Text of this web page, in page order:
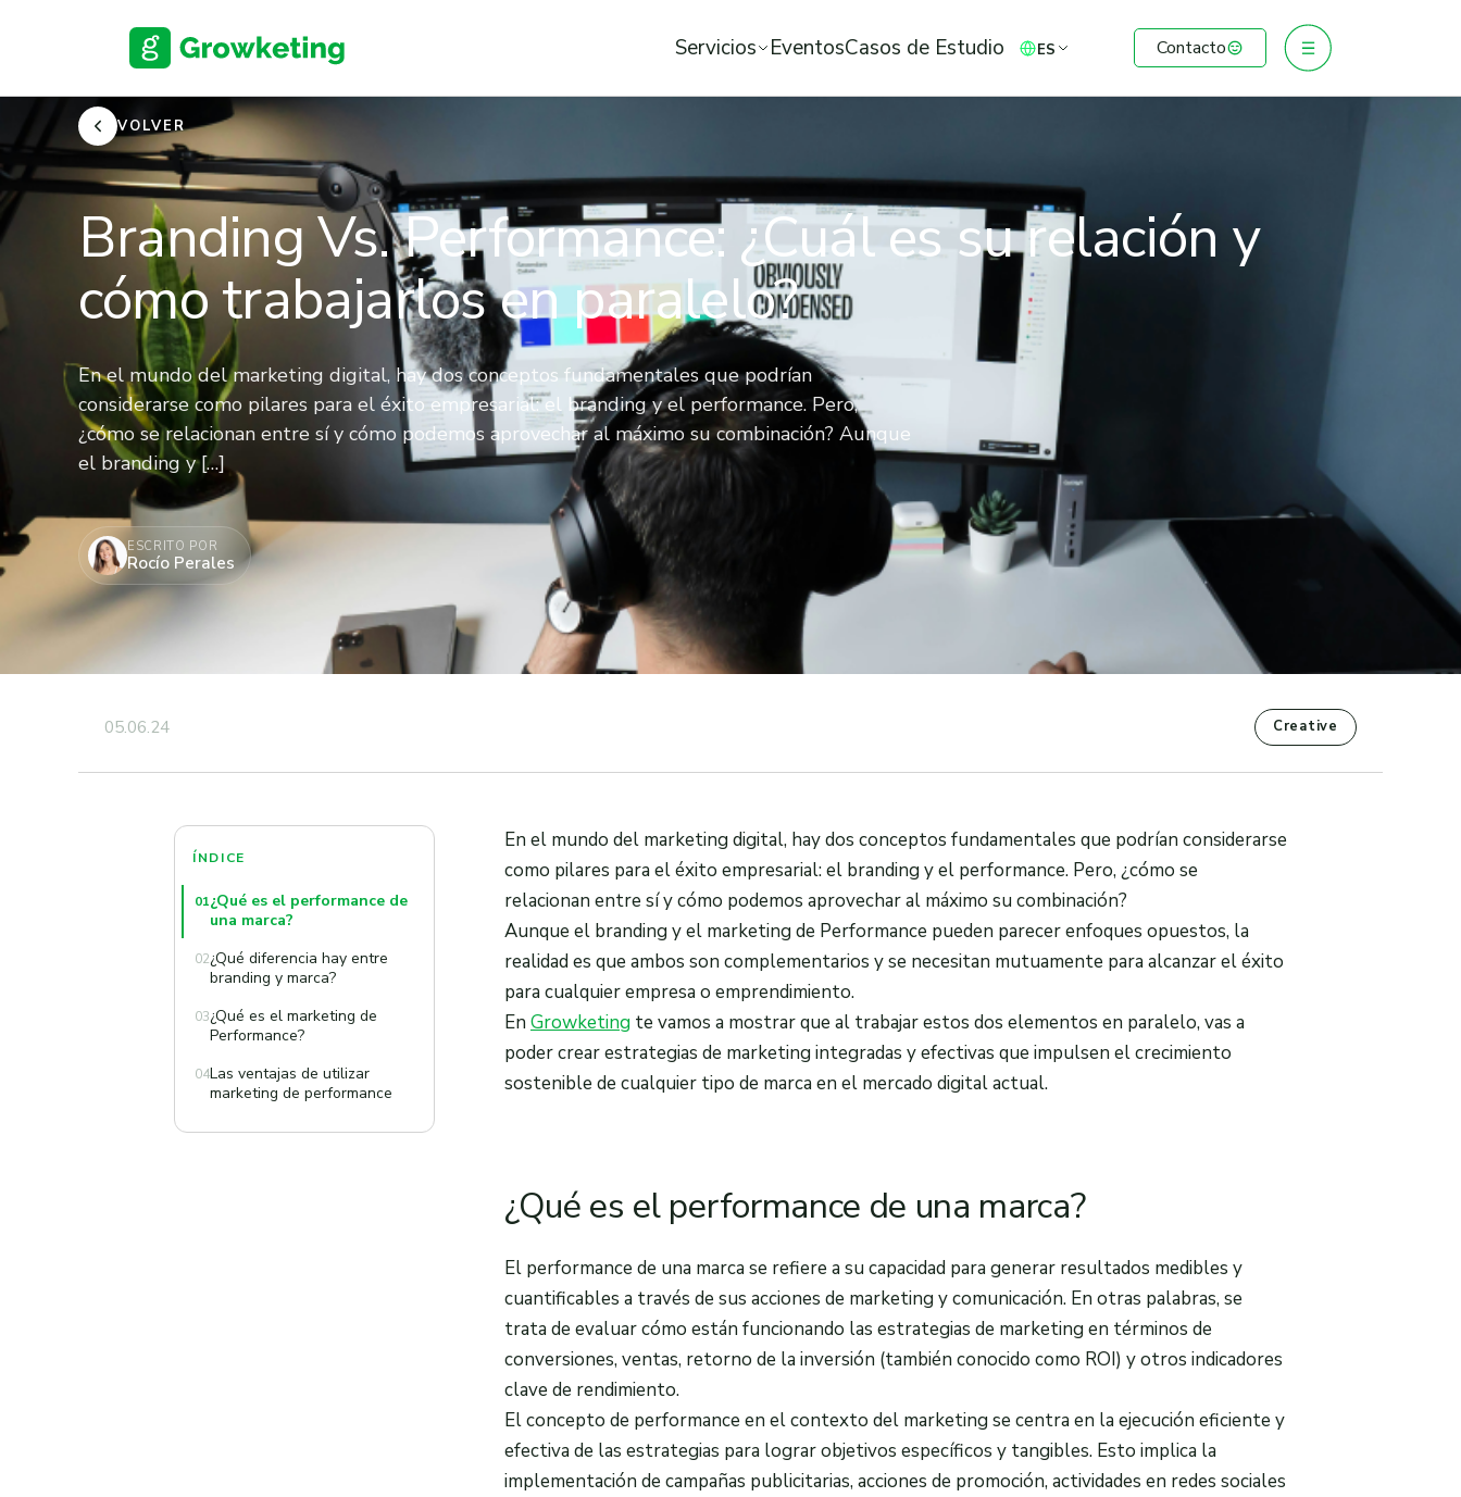
Servicios EventosCasos de Estudio ES Contacto
VOLVER
Branding Vs. Performance: ¿Cuál es su relación y
cómo trabajarlos en paralelo?
En el mundo del marketing digital, hay dos conceptos fundamentales que podrían
considerarse como pilares para el éxito empresarial: el branding y el performance. Pero,
¿cómo se relacionan entre sí y cómo podemos aprovechar al máximo su combinación? Aunque
el branding y […]
ESCRITO POR
Rocío Perales
05.06.24 Creative
ÍNDICE
01¿Qué es el performance de
una marca?
02¿Qué diferencia hay entre
branding y marca?
03¿Qué es el marketing de
Performance?
04Las ventajas de utilizar
marketing de performance
En el mundo del marketing digital, hay dos conceptos fundamentales que podrían considerarse
como pilares para el éxito empresarial: el branding y el performance. Pero, ¿cómo se
relacionan entre sí y cómo podemos aprovechar al máximo su combinación?
Aunque el branding y el marketing de Performance pueden parecer enfoques opuestos, la
realidad es que ambos son complementarios y se necesitan mutuamente para alcanzar el éxito
para cualquier empresa o emprendimiento.
En Growketing te vamos a mostrar que al trabajar estos dos elementos en paralelo, vas a
poder crear estrategias de marketing integradas y efectivas que impulsen el crecimiento
sostenible de cualquier tipo de marca en el mercado digital actual.
¿Qué es el performance de una marca?
El performance de una marca se refiere a su capacidad para generar resultados medibles y
cuantificables a través de sus acciones de marketing y comunicación. En otras palabras, se
trata de evaluar cómo están funcionando las estrategias de marketing en términos de
conversiones, ventas, retorno de la inversión (también conocido como ROI) y otros indicadores
clave de rendimiento.
El concepto de performance en el contexto del marketing se centra en la ejecución eficiente y
efectiva de las estrategias para lograr objetivos específicos y tangibles. Esto implica la
implementación de campañas publicitarias, acciones de promoción, actividades en redes sociales